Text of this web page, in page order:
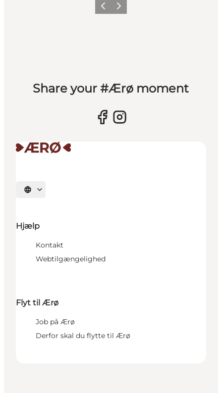
ForrigeNæste
Share your #Ærø moment
Vælg sprog
Hjælp
Kontakt
Webtilgængelighed
Flyt til Ærø
Job på Ærø
Derfor skal du flytte til Ærø